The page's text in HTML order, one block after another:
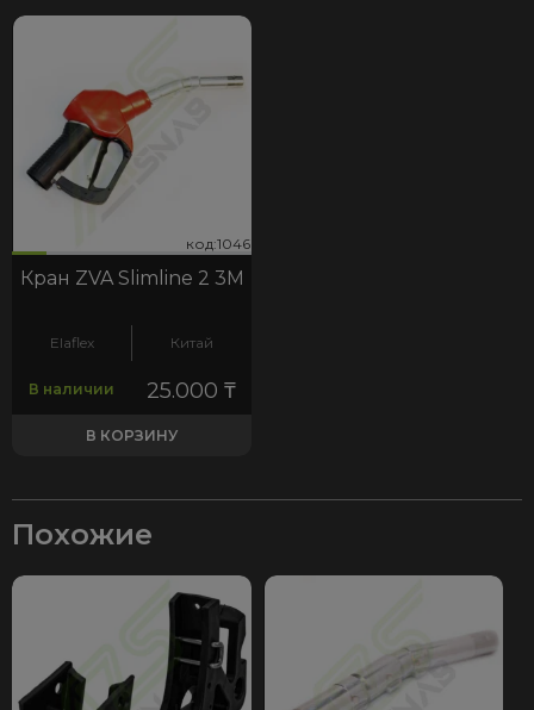
код:1046
Кран ZVA Slimline 2 3М
Elaflex Китай
В наличии 25.000₸
В КОРЗИНУ
Похожие